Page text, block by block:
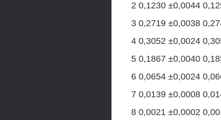
2 0,1230 ±0,0044
3 0,2719 ±0,0038
4 0,3052 ±0,0024
5 0,1867 ±0,0040
6 0,0654 ±0,0024
7 0,0139 ±0,0008
8 0,0021 ±0,0002